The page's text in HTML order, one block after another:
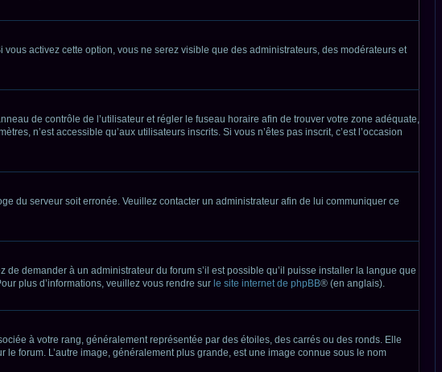
activez cette option, vous ne serez visible que des administrateurs, des modérateurs et
de contrôle de l’utilisateur et régler le fuseau horaire afin de trouver votre zone adéquate,
n’est accessible qu’aux utilisateurs inscrits. Si vous n’êtes pas inscrit, c’est l’occasion
du serveur soit erronée. Veuillez contacter un administrateur afin de lui communiquer ce
demander à un administrateur du forum s’il est possible qu’il puisse installer la langue que
plus d’informations, veuillez vous rendre sur le site internet de phpBB® (en anglais).
à votre rang, généralement représentée par des étoiles, des carrés ou des ronds. Elle
forum. L’autre image, généralement plus grande, est une image connue sous le nom